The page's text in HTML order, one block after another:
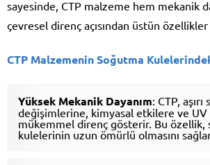
sayesinde, CTP malzeme hem mekanik
çevresel direnç açısından üstün özellikler
CTP Malzemenin Soğutma
Yüksek Mekanik Dayanım: CTP, aşırı
değişimlerine, kimyasal etkilere ve UV
mükemmel direnç gösterir. Bu özellik,
kulelerinin uzun ömürlü olmasını